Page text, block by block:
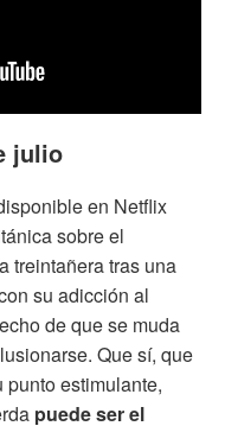
julio
en Netflix
sobre el
treintañera tras una
su adicción al
de que se muda
Que sí, que
estimulante,
puede ser el